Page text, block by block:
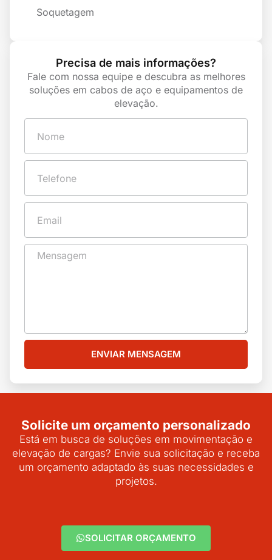
Soquetagem
Precisa de mais informações?
Fale com nossa equipe e descubra as melhores
soluções em cabos de aço e equipamentos de
elevação.
ENVIAR MENSAGEM
Solicite um orçamento personalizado
Está em busca de soluções em movimentação e
elevação de cargas? Envie sua solicitação e receba
um orçamento adaptado às suas necessidades e
projetos.
SOLICITAR ORÇAMENTO